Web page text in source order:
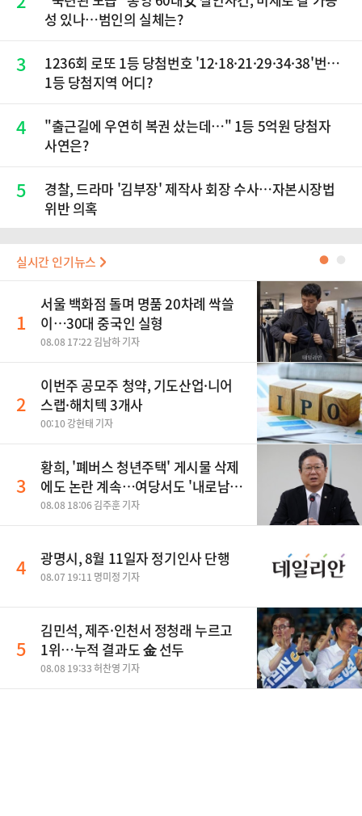
성 있나…범인의 실체는?
3
1236회 로또 1등 당첨번호 '12·18·21·29·34·38'번…
1등 당첨지역 어디?
4
"출근길에 우연히 복권 샀는데…" 1등 5억원 당첨자
사연은?
5
경찰, 드라마 '김부장' 제작사 회장 수사…자본시장법
위반 의혹
실시간 인기뉴스 ●
1
서울 백화점 돌며 명품 20차례 싹쓸
이…30대 중국인 실형
08.08 17:22 김남하 기자
2
이번주 공모주 청약, 기도산업·니어
스랩·해치텍 3개사
00:10 강현태 기자
3
황희, '폐버스 청년주택' 게시물 삭제
에도 논란 계속…여당서도 '내로남
불' 비판
08.08 18:06 김주훈 기자
4 광명시, 8월 11일자 정기인사 단행
08.07 19:11 명미정 기자
5
김민석, 제주·인천서 정청래 누르고
1위…누적 결과도 金 선두
08.08 19:33 허찬영 기자